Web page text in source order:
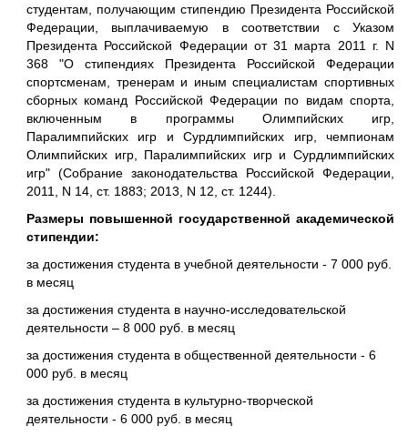
студентам, получающим стипендию Президента Российской
Федерации, выплачиваемую в соответствии с Указом
Президента Российской Федерации от 31 марта 2011 г. N
368 "О стипендиях Президента Российской Федерации
спортсменам, тренерам и иным специалистам спортивных
сборных команд Российской Федерации по видам спорта,
включенным в программы Олимпийских игр,
Паралимпийских игр и Сурдлимпийских игр, чемпионам
Олимпийских игр, Паралимпийских игр и Сурдлимпийских
игр" (Собрание законодательства Российской Федерации,
2011, N 14, ст. 1883; 2013, N 12, ст. 1244).
Размеры повышенной государственной академической
стипендии:
за достижения студента в учебной деятельности - 7 000 руб.
в месяц
за достижения студента в научно-исследовательской
деятельности – 8 000 руб. в месяц
за достижения студента в общественной деятельности - 6
000 руб. в месяц
за достижения студента в культурно-творческой
деятельности - 6 000 руб. в месяц